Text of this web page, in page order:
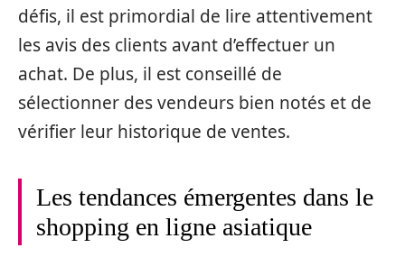
défis, il est primordial de lire attentivement
les avis des clients avant d’effectuer un
achat. De plus, il est conseillé de
sélectionner des vendeurs bien notés et de
vérifier leur historique de ventes.
Les tendances émergentes dans le
shopping en ligne asiatique